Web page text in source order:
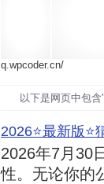
q.wpcoder.cn/
以下是网页中包含"
2026⭐️最新版
2026年7月30
性。无论你的